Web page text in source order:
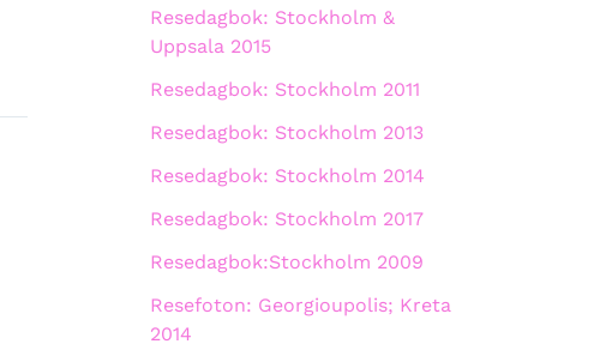
Resedagbok: Stockholm &
Uppsala 2015
Resedagbok: Stockholm 2011
Resedagbok: Stockholm 2013
Resedagbok: Stockholm 2014
Resedagbok: Stockholm 2017
Resedagbok:Stockholm 2009
Resefoton: Georgioupolis; Kreta
2014